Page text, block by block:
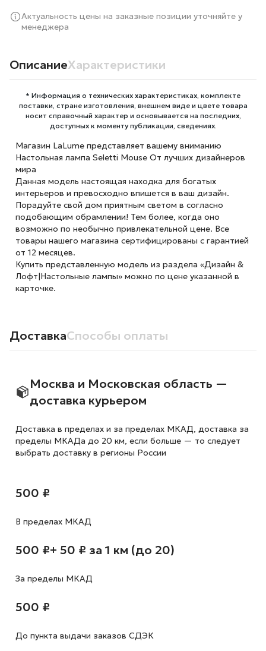
Актуальность цены на заказные позиции уточняйте у
менеджера
ОписаниеХарактеристики
* Информация о технических характеристиках, комплекте
поставки, стране изготовления, внешнем виде и цвете товара
носит справочный характер и основывается на последних,
доступных к моменту публикации, сведениях.
Магазин LaLume представляет вашему вниманию
Настольная лампа Seletti Mouse От лучших дизайнеров
мира
Данная модель настоящая находка для богатых
интерьеров и превосходно впишется в ваш дизайн.
Порадуйте свой дом приятным светом в согласно
подобающим обрамлении! Тем более, когда оно
возможно по необычно привлекательной цене. Все
товары нашего магазина сертифицированы с гарантией
от 12 месяцев.
Купить представленную модель из раздела «Дизайн &
Лофт|Настольные лампы» можно по цене указанной в
карточке.
ДоставкаСпособы оплаты
Москва и Московская область —
доставка курьером
Доставка в пределах и за пределах МКАД, доставка за
пределы МКАДа до 20 км, если больше — то следует
выбрать доставку в регионы России
500 ₽
В пределах МКАД
500 ₽+ 50 ₽ за 1 км (до 20)
За пределы МКАД
500 ₽
До пункта выдачи заказов СДЭК